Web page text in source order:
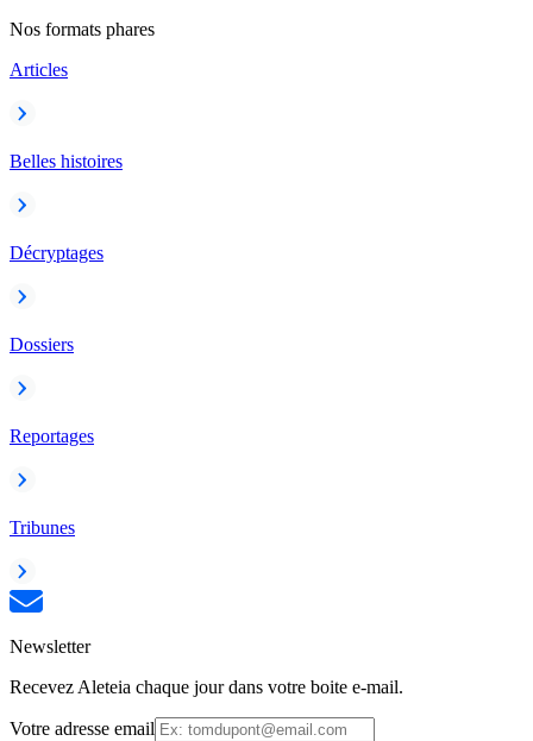
Nos formats phares
Articles
Belles histoires
Décryptages
Dossiers
Reportages
Tribunes
Newsletter
Recevez Aleteia chaque jour dans votre boite e-mail.
Votre adresse email